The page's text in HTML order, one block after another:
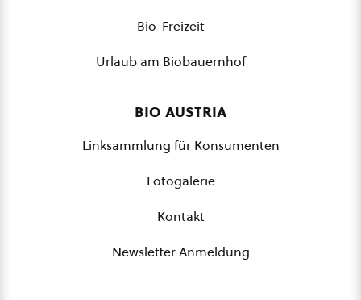
Bio-Freizeit
Urlaub am Biobauernhof
bio austria
Linksammlung für Konsumenten
Fotogalerie
Kontakt
Newsletter Anmeldung